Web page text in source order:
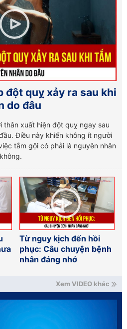
đột quỵ xảy ra sau khi
do đâu
thân xuất hiện đột quỵ ngay sau
Điều này khiến không ít người
tắm gội có phải là nguyên nhân
Từ nguy kịch đến hồi
phục: Câu chuyện bệnh
nhân đáng nhớ
Xem VIDEO khác